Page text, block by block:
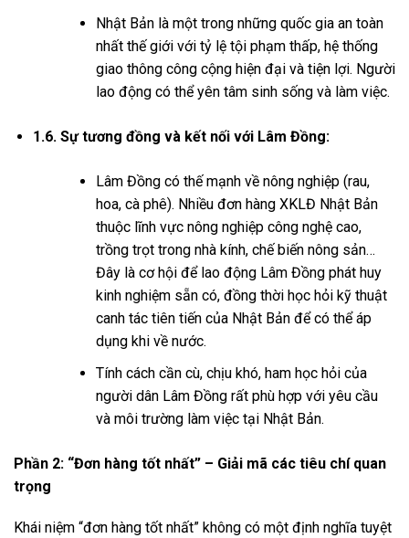
Nhật Bản là một trong những quốc gia an toàn
nhất thế giới với tỷ lệ tội phạm thấp, hệ thống
giao thông công cộng hiện đại và tiện lợi. Người
lao động có thể yên tâm sinh sống và làm việc.
1.6. Sự tương đồng và kết nối với Lâm Đồng:
Lâm Đồng có thế mạnh về nông nghiệp (rau,
hoa, cà phê). Nhiều đơn hàng XKLĐ Nhật Bản
thuộc lĩnh vực nông nghiệp công nghệ cao,
trồng trọt trong nhà kính, chế biến nông sản…
Đây là cơ hội để lao động Lâm Đồng phát huy
kinh nghiệm sẵn có, đồng thời học hỏi kỹ thuật
canh tác tiên tiến của Nhật Bản để có thể áp
dụng khi về nước.
Tính cách cần cù, chịu khó, ham học hỏi của
người dân Lâm Đồng rất phù hợp với yêu cầu
và môi trường làm việc tại Nhật Bản.
Phần 2: “Đơn hàng tốt nhất” – Giải mã các tiêu chí quan
trọng
Khái niệm “đơn hàng tốt nhất” không có một định nghĩa tuyệt